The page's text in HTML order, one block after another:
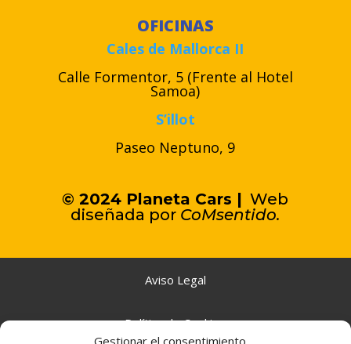
Gestionar el consentimiento
OFICINAS
Cales de Mallorca II
Calle Formentor, 5 (Frente al Hotel
Samoa)
S’illot
Paseo Neptuno, 9
© 2024 Planeta Cars | Web
diseñada porCoMsentido.
Aviso Legal
Política de Cookies